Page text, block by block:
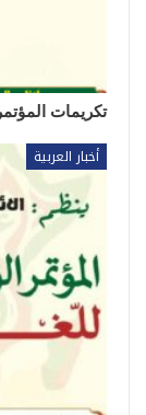
تكريمات
أخبار العربية